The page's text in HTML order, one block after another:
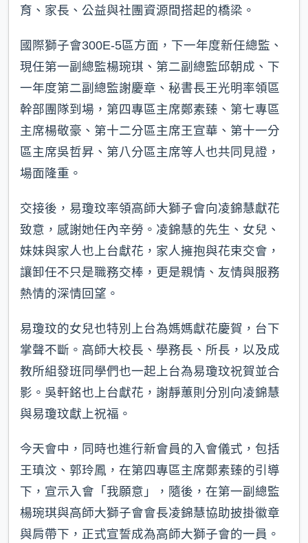
育、家長、公益與社團資源間搭起的橋梁。
國際獅子會300E-5區方面，下一年度新任總監、
現任第一副總監楊琬琪、第二副總監邱朝成、下
一年度第二副總監謝慶章、秘書長王光明率領區
幹部團隊到場，第四專區主席鄭素臻、第七專區
主席楊敬豪、第十二分區主席王宣華、第十一分
區主席吳哲昇、第八分區主席等人也共同見證，
場面隆重。
交接後，易瓊玟率領高師大獅子會向凌錦慧獻花
致意，感謝她任內辛勞。凌錦慧的先生、女兒、
妹妹與家人也上台獻花，家人擁抱與花束交會，
讓卸任不只是職務交棒，更是親情、友情與服務
熱情的深情回望。
易瓊玟的女兒也特別上台為媽媽獻花慶賀，台下
掌聲不斷。高師大校長、學務長、所長，以及成
教所組發班同學們也一起上台為易瓊玟祝賀並合
影。吳軒銘也上台獻花，謝靜蕙則分別向凌錦慧
與易瓊玟獻上祝福。
今天會中，同時也進行新會員的入會儀式，包括
王瑱汶、郭玲鳳，在第四專區主席鄭素臻的引導
下，宣示入會「我願意」，隨後，在第一副總監
楊琬琪與高師大獅子會會長凌錦慧協助披掛徽章
與肩帶下，正式宣誓成為高師大獅子會的一員。